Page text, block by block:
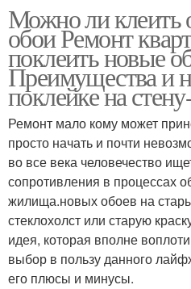
Можно ли клеить
обои Ремонт
поклеить новые
Преимущества и
поклейке на
Ремонт мало кому может
просто начать и почти
во все века человечество
сопротивления в процессах
жилища.новых обоев на
стеклохолст или старую
идея, которая вполне
выбор в пользу данного
его плюсы и минусы.